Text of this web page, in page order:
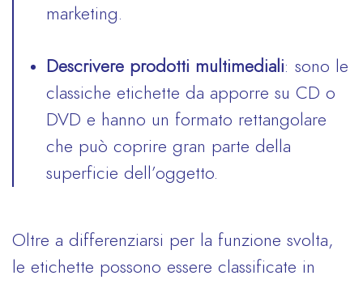
marketing.
Descrivere prodotti multimediali: sono le
classiche etichette da apporre su CD o
DVD e hanno un formato rettangolare
che può coprire gran parte della
superficie dell’oggetto.
Oltre a differenziarsi per la funzione svolta,
le etichette possono essere classificate in